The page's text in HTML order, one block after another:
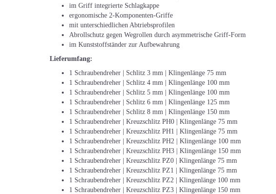
im Griff integrierte Schlagkappe
ergonomische 2-Komponenten-Griffe
mit unterschiedlichen Abtriebsprofilen
Abrollschutz gegen Wegrollen durch asymmetrische Griff-Form
im Kunststoffständer zur Aufbewahrung
Lieferumfang:
1 Schraubendreher | Schlitz 3 mm | Klingenlänge 75 mm
1 Schraubendreher | Schlitz 4 mm | Klingenlänge 100 mm
1 Schraubendreher | Schlitz 5 mm | Klingenlänge 100 mm
1 Schraubendreher | Schlitz 6 mm | Klingenlänge 125 mm
1 Schraubendreher | Schlitz 8 mm | Klingenlänge 150 mm
1 Schraubendreher | Kreuzschlitz PH0 | Klingenlänge 75 mm
1 Schraubendreher | Kreuzschlitz PH1 | Klingenlänge 75 mm
1 Schraubendreher | Kreuzschlitz PH2 | Klingenlänge 100 mm
1 Schraubendreher | Kreuzschlitz PH3 | Klingenlänge 150 mm
1 Schraubendreher | Kreuzschlitz PZ0 | Klingenlänge 75 mm
1 Schraubendreher | Kreuzschlitz PZ1 | Klingenlänge 75 mm
1 Schraubendreher | Kreuzschlitz PZ2 | Klingenlänge 100 mm
1 Schraubendreher | Kreuzschlitz PZ3 | Klingenlänge 150 mm